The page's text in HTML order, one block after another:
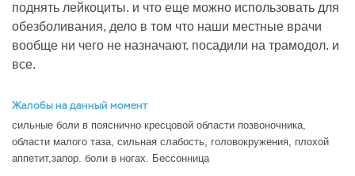
поднять лейкоциты. и что еще можно использовать для
обезболивания, дело в том что наши местные врачи
вообще ни чего не назначают. посадили на трамодол. и
все.
Жалобы на данный момент
сильные боли в пояснично кресцовой области позвоночника,
области малого таза, сильная слабость, головокружения, плохой
аппетит,запор. боли в ногах. Бессонница